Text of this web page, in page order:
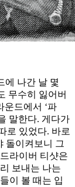
에 나간 날 몇
무수히 잃어버
운드에서 ‘파
말한다. 게다가
로 있었다. 바로
돌이켜보니 그
라이버 티샷은
보내는 나는
이 볼 때는 입